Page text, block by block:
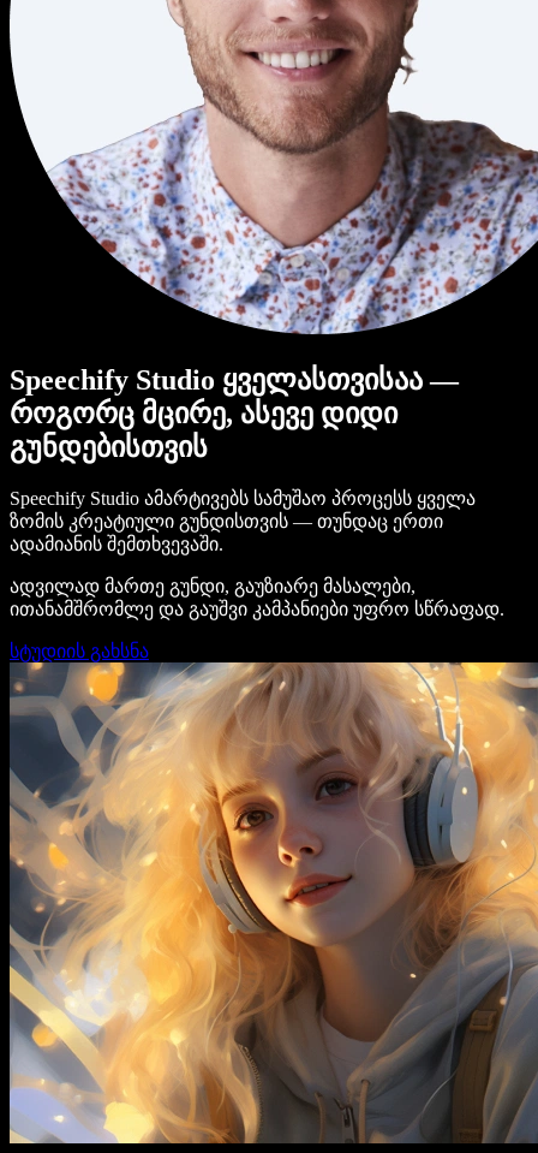
Speechify Studio ყველასთვისაა —
როგორც მცირე, ასევე დიდი
გუნდებისთვის
Speechify Studio ამარტივებს სამუშაო პროცესს ყველა
ზომის კრეატიული გუნდისთვის — თუნდაც ერთი
ადამიანის შემთხვევაში.
ადვილად მართე გუნდი, გაუზიარე მასალები,
ითანამშრომლე და გაუშვი კამპანიები უფრო სწრაფად.
სტუდიის გახსნა